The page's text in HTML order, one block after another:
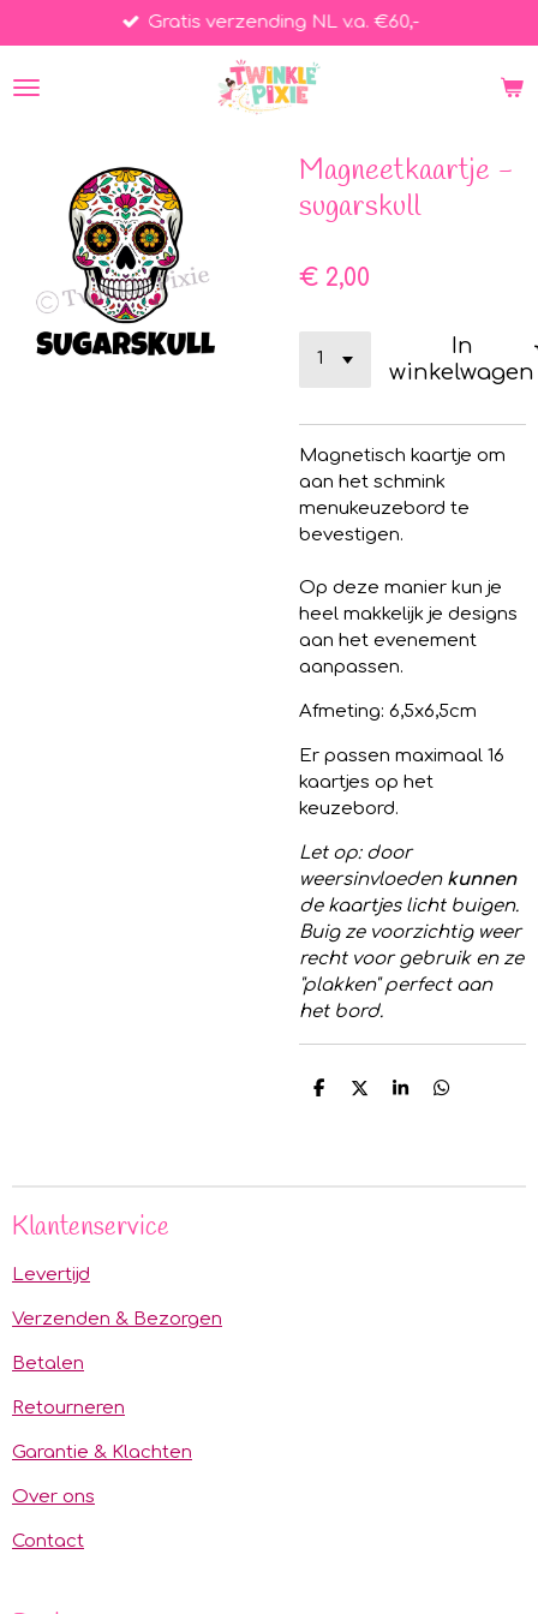
direct
naar
de
Gratis verzending NL v.a. €60,-
Magneetkaartje -
sugarskull
€ 2,00
In
winkelwagen
Magnetisch kaartje om
aan het schmink
menukeuzebord te
bevestigen.
Op deze manier kun je
heel makkelijk je designs
aan het evenement
aanpassen.
Afmeting: 6,5x6,5cm
Er passen maximaal 16
kaartjes op het
keuzebord.
Let op: door
weersinvloeden kunnen
de kaartjes licht buigen.
Buig ze voorzichtig weer
recht voor gebruik en ze
"plakken" perfect aan
het bord.
D
D
S
D
Klantenservice
Levertijd
Verzenden & Bezorgen
Betalen
Retourneren
Garantie & Klachten
Over ons
Contact